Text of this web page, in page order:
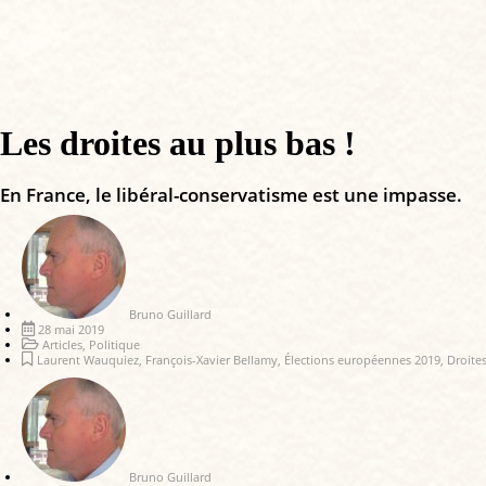
Les droites au plus bas !
En France, le libéral-conservatisme est une impasse.
Bruno Guillard
28 mai 2019
Articles Politique
Laurent Wauquiez François-Xavier Bellamy Élections européennes 2019 Droites
Bruno Guillard